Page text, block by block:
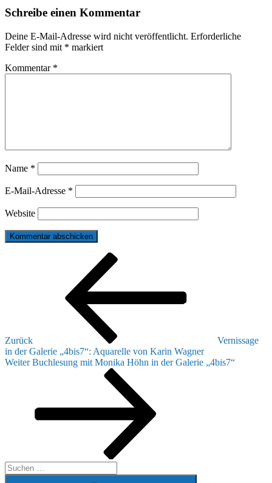
Schreibe einen Kommentar
Deine E-Mail-Adresse wird nicht veröffentlicht. Erforderliche
Felder sind mit * markiert
Kommentar *
Name *
E-Mail-Adresse *
Website
Beitragsnavigation
Zurück
Vernissage
in der Galerie „4bis7“: Aquarelle von Karin Wagner
Nächster
Weiter Buchlesung mit Monika Höhn in der Galerie „4bis7“
Suchen
nach: